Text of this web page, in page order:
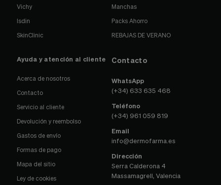
Vichy
Isdin
SkinClinic
Manchas
Packs Ahorro
REBAJAS DE VERANO
Ayuda y atención al cliente
Acerca de nosotros
Contacto
Servicio al cliente
Devolución y reembolso
Gastos de envío
Formas de pago
Mapa del sitio
Ley de cookies
Contacto
WhatsApp
(+34) 633 635 468
Teléfono
(+34) 961 059 819
Email
info@dermofarma.es
Dirección
Serra Calderona 4
Massamagrell, Valencia